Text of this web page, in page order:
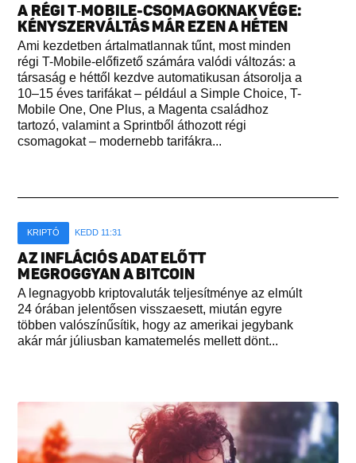
A RÉGI T‑MOBILE-CSOMAGOKNAK VÉGE:
KÉNYSZERVÁLTÁS MÁR EZEN A HÉTEN
Ami kezdetben ártalmatlannak tűnt, most minden
régi T-Mobile-előfizető számára valódi változás: a
társaság e héttől kezdve automatikusan átsorolja a
10–15 éves tarifákat – például a Simple Choice, T-
Mobile One, One Plus, a Magenta családhoz
tartozó, valamint a Sprintből áthozott régi
csomagokat – modernebb tarifákra...
KRIPTÓ KEDD 11:31
AZ INFLÁCIÓS ADAT ELŐTT
MEGROGGYAN A BITCOIN
A legnagyobb kriptovaluták teljesítménye az elmúlt
24 órában jelentősen visszaesett, miután egyre
többen valószínűsítik, hogy az amerikai jegybank
akár már júliusban kamatemelés mellett dönt...